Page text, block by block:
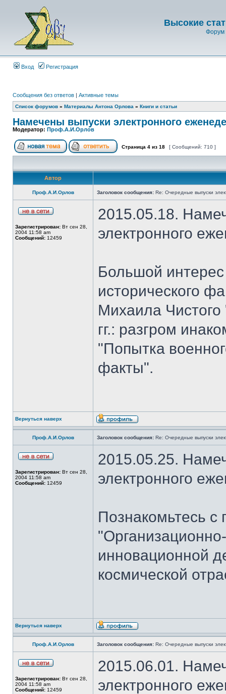
Высокие
Форум
Вход Регистрация
Сообщения без ответов | Активные темы
Список форумов » Материалы Антона Орлова » Книги и статьи
Намечены выпуски электронного
Модератор: Проф.А.И.Орлов
Страница 4 из 18 [ Сообщений: 710 ]
Автор
Проф.А.И.Орлов Заголовок сообщения: Re: Очередные выпуски
Зарегистрирован: Вт сен 28,
2004 11:58 am
Сообщений: 12459
2015.05.18.
электронного
Большой интерес
исторического
Михаила
гг.: разгром
"Попытка
факты".
Вернуться наверх
Проф.А.И.Орлов Заголовок сообщения: Re: Очередные выпуски
Зарегистрирован: Вт сен 28,
2004 11:58 am
Сообщений: 12459
2015.05.25.
электронного
Познакомьтесь
инновационной
космической
Вернуться наверх
Проф.А.И.Орлов Заголовок сообщения: Re: Очередные выпуски
Зарегистрирован: Вт сен 28,
2004 11:58 am
Сообщений: 12459
2015.06.01.
электронного